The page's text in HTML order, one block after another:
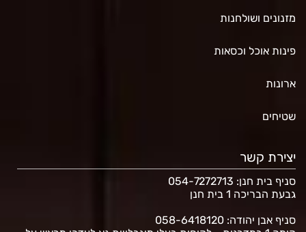
מזנונים ושולחנות
פינות אוכל וכסאות
ארונות
שטיחים
יצירת קשר
סניף בית חנן: 054-7272713
גבעת הבריכה 1 בית חנן
סניף אבן יהודה: 058-6418120